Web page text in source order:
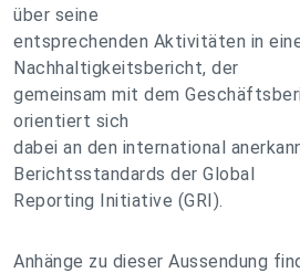
über seine
entsprechenden Aktivitäten in
Nachhaltigkeitsbericht, der
gemeinsam mit dem
orientiert sich
dabei an den international
Berichtsstandards der Global
Reporting Initiative (GRI).
Anhänge zu dieser Aussendung